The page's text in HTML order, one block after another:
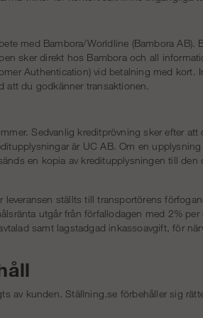
med Bambora/Worldline (Bambora AB).
sker direkt hos Bambora och all
Authentication) vid betalning med kort.
du godkänner transaktionen.
Sedvanlig kreditprövning sker efter att
är UC AB. Om en
en kopia av kreditupplysningen till den
ställts till transportörens
utgår från förfallodagen med 2%
samt lagstadgad inkassoavgift, för
av kunden. Ställning.se förbehåller sig